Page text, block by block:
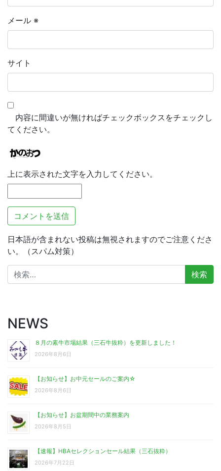
メール ※
サイト
内容に間違いが無ければチェックボックスをチェックし
てください。
上に表示された文字を入力してください。
日本語が含まれない投稿は無視されますのでご注意くださ
い。（スパム対策）
検
索:
NEWS
８月の素牛市場結果（三石牛抜粋）を更新しました！
2026年8月6日
【お知らせ】お中元セールのご案内☆
2026年8月6日
【お知らせ】お盆期間中の業務案内
2026年8月5日
【速報】HBAセレクションセール結果（三石抜粋）
2026年7月22日